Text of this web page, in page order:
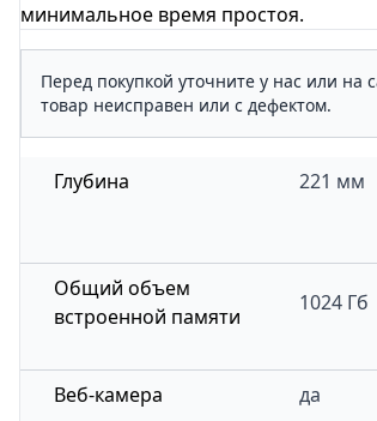
минимальное время простоя.
Перед покупкой уточните у нас или на
товар неисправен или с дефектом.
Глубина 221 мм
Общий объем
встроенной памяти
1024 Гб
Веб-камера да